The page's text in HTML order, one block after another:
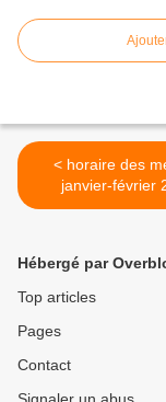
< horaire des messes
janvier-février
Hébergé par
Top articles
Pages
Contact